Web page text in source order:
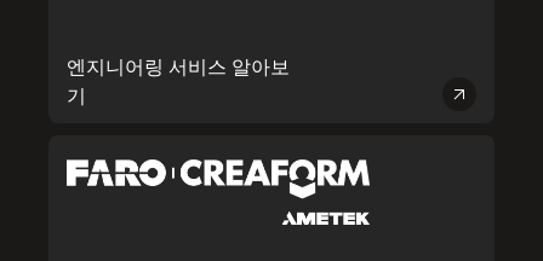
엔지니어링 서비스 알아보
기